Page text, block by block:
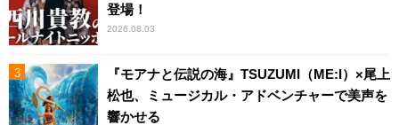
登場！
2026.08.03
『モアナと伝説の海』TSUZUMI（ME:I）×尾上
松也、ミュージカル・アドベンチャーで美声を
響かせる